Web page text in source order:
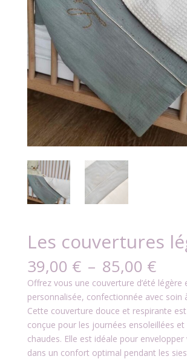
Les couvertures
39,00 € – 85,00 €Plage
de
prix
à
Offrez vous une couverture d’été légère
personnalisée, confectionnée avec soin
Cette couverture douce et respirante
conçue pour les journées ensoleillées et
chaudes. Elle est idéale pour
dans un confort optimal pendant les